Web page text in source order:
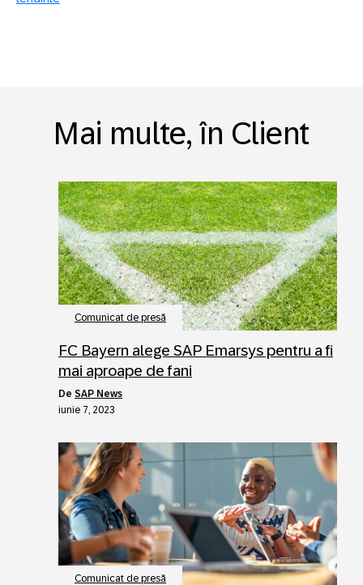
Mai multe, în Client
Comunicat de presă
FC Bayern alege SAP Emarsys pentru a fi
mai aproape de fani
de SAP News
iunie 7, 2023
Comunicat de presă